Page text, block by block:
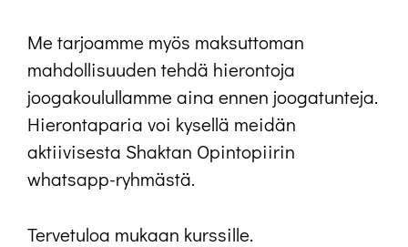
Me tarjoamme myös maksuttoman
mahdollisuuden tehdä hierontoja
joogakoulullamme aina ennen joogatunteja.
Hierontaparia voi kysellä meidän
aktiivisesta Shaktan Opintopiirin
whatsapp-ryhmästä.
Tervetuloa mukaan kurssille.